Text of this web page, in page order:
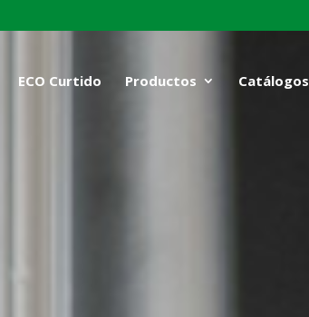
ECO Curtido Productos Catálogos